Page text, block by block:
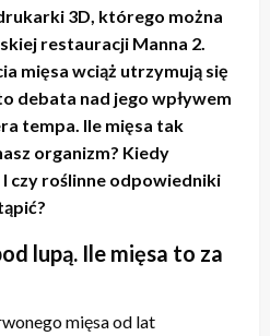
3D, którego można
restauracji Manna 2.
mięsa wciąż utrzymują się
debata nad jego wpływem
tempa. Ile mięsa tak
organizm? Kiedy
I czy roślinne odpowiedniki
lupą. Ile mięsa to za
mięsa od lat